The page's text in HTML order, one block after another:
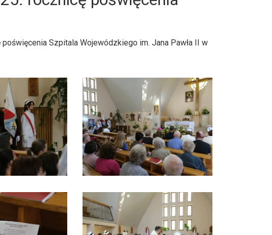
Szpitala Wojewódzkiego im. Jana Pawła II w